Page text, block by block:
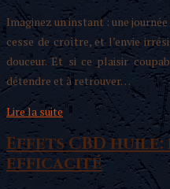
Imaginez un instant : une
cesse de croître, et l’envie
douceur. Et si ce plaisir
détendre et à retrouver…
Lire la suite
Effets CBD
efficacité